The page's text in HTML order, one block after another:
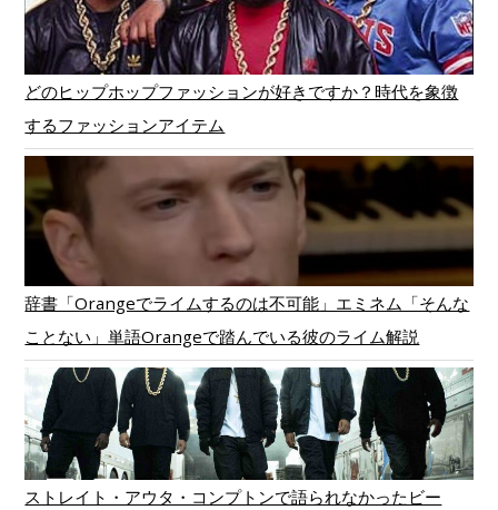
どのヒップホップファッションが好きですか？時代を象徴
するファッションアイテム
辞書「Orangeでライムするのは不可能」エミネム「そんな
ことない」単語Orangeで踏んでいる彼のライム解説
ストレイト・アウタ・コンプトンで語られなかったビー